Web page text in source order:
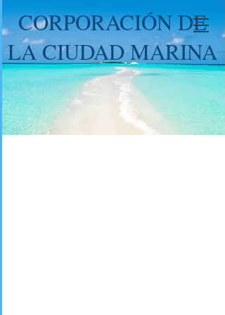
CORPORACIÓN DE
LA CIUDAD MARINA